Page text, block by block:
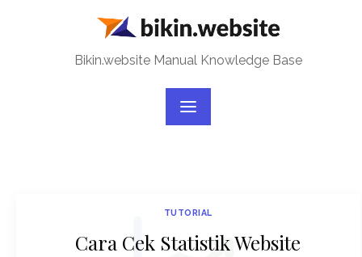
Bikin.website Manual Knowledge Base
TUTORIAL
Cara Cek Statistik Website